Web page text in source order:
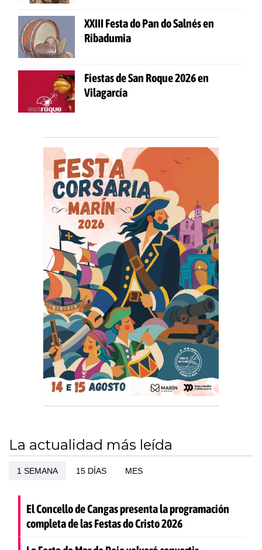
XXIII Festa do Pan do Salnés en
Ribadumia
Fiestas de San Roque 2026 en
Vilagarcía
La actualidad más leída
1 SEMANA 15 DÍAS MES
El Concello de Cangas presenta la programación
completa de las Festas do Cristo 2026